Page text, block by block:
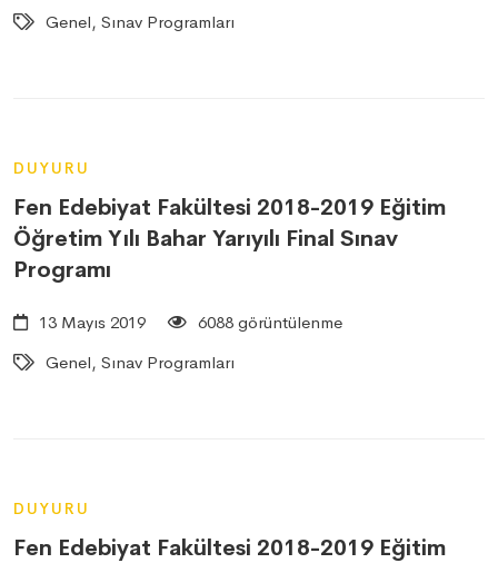
Genel, Sınav Programları
DUYURU
Fen Edebiyat Fakültesi 2018-2019 Eğitim
Öğretim Yılı Bahar Yarıyılı Final Sınav
Programı
13 Mayıs 2019
6088 görüntülenme
Genel, Sınav Programları
DUYURU
Fen Edebiyat Fakültesi 2018-2019 Eğitim